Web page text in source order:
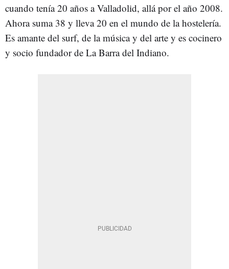
cuando tenía 20 años a Valladolid, allá por el año 2008.
Ahora suma 38 y lleva 20 en el mundo de la hostelería.
Es amante del surf, de la música y del arte y es cocinero
y socio fundador de La Barra del Indiano.